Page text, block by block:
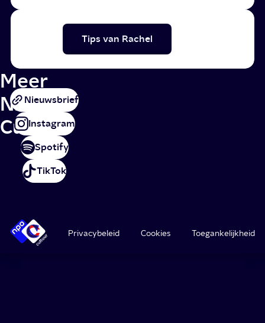
Tips van Rachel
Meer
NPO
Cultuur
Nieuwsbrief
Instagram
Spotify
TikTok
Privacybeleid Cookies Toegankelijkheid